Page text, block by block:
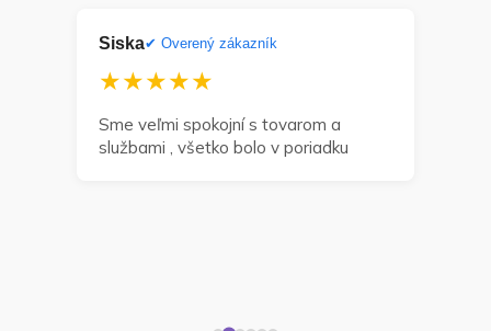
Siska✔ Overený zákazník
★★★★★
Sme veľmi spokojní s tovarom a
službami , všetko bolo v poriadku